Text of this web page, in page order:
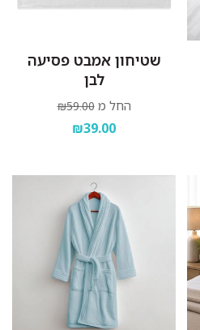
שטיחון אמבט פסיעה
לבן
החל מ ₪59.00
₪39.00